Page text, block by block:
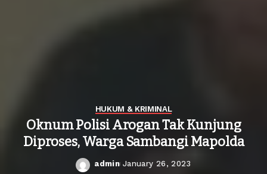
HUKUM & KRIMINAL
Oknum Polisi Arogan Tak Kunjung
Diproses, Warga Sambangi Mapolda
Posted
admin January 26, 2023